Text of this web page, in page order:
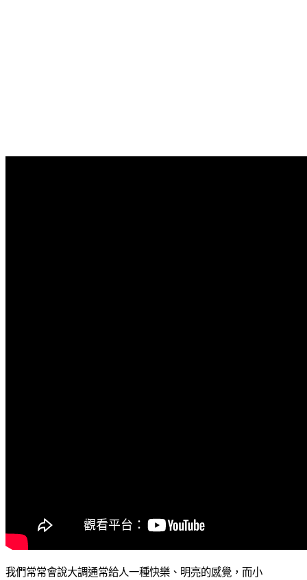
我們常常會說大調通常給人一種快樂、明亮的感覺，而小